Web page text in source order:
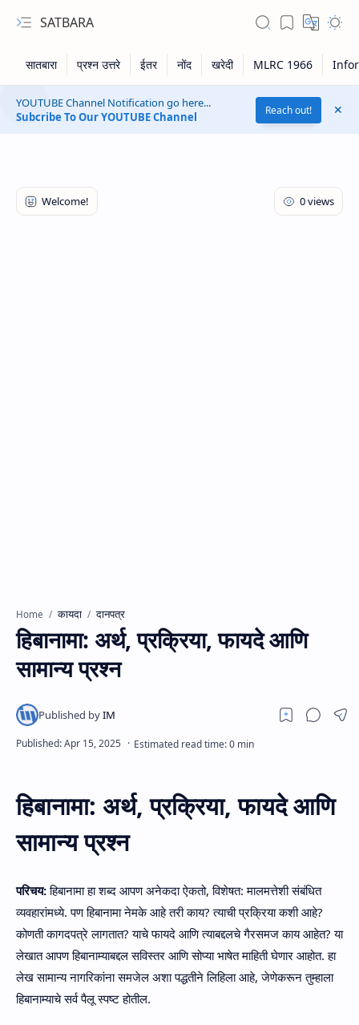
SATBARA
YOUTUBE Channel Notification go here...
Subcribe To Our YOUTUBE Channel
Reach out!
Home कायदा दानपत्र
हिबानामा: अर्थ, प्रक्रिया, फायदे आणि
सामान्य प्रश्न
हिबानामा: अर्थ, प्रक्रिया, फायदे आणि
सामान्य प्रश्न
परिचय:हिबानामा हा शब्द आपण अनेकदा ऐकतो, विशेषत: मालमत्तेशी संबंधित
व्यवहारांमध्ये. पण हिबानामा नेमके आहे तरी काय? त्याची प्रक्रिया कशी आहे?
कोणती कागदपत्रे लागतात? याचे फायदे आणि त्याबद्दलचे गैरसमज काय आहेत? या
लेखात आपण हिबानाम्याबद्दल सविस्तर आणि सोप्या भाषेत माहिती घेणार आहोत. हा
लेख सामान्य नागरिकांना समजेल अशा पद्धतीने लिहिला आहे, जेणेकरून तुम्हाला
हिबानाम्याचे सर्व पैलू स्पष्ट होतील.